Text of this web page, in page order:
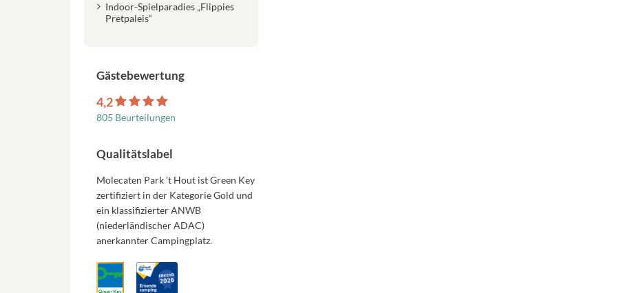
Indoor-Spielparadies „Flippies
Pretpaleis“
Gästebewertung
4,2
805 Beurteilungen
Qualitätslabel
Molecaten Park 't Hout ist Green Key
zertifiziert in der Kategorie Gold und
ein klassifizierter ANWB
(niederländischer ADAC)
anerkannter Campingplatz.